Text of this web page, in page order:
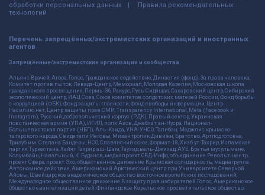
обработки персональных данных
Правила рекомендательных
технологий
Перечень запрещённых/экстремистских организаций и иностранных
агентов
Запрещённые/экстремистские организации и сообщества
Альянс Врачей, Агора, Голос, Гражданское содействие, Династия (фонд), За права человека,
Комитет против пыток, Левада-Центр, Мемориал, Молодая Карелия, Московская школа
гражданского просвещения, Пермь-36, Ракурс, Русь Сидящая, Сахаровский центр, Сибирский
экологический центр, ИАЦ Сова, Союз комитетов солдатских матерей России, Фонд борьбы
с коррупцией (ФБК), Фонд защиты гласности, Фонд свободы информации, Центр
Насилию.нет, Центр защиты прав СМИ, Transparency International, Meta (Facebook и
Instagram), Русский добровольческий корпус (РДК), Правый сектор, Украинская
повстанческая армия (УПА), ИГИЛ, полк Азов, Джебхат ан-Нусра, Национал-
Большевистская партия (НБП), Аль-Каида, УНА-УНСО, Талибан, Меджлис крымско-
татарского народа, Свидетели Иеговы, Мизантропик Дивижн, Братство, Артподготовка,
Тризуб им. Степана Бандеры, НСО, Славянский союз, Формат-18, Хизб ут-Тахрир, Исламская
партия Туркестана, Хайят Тахрир аш-Шам, Таухид валь-Джихад, АУЕ, Братья мусульмане,
Колумбайн, Навальный, К. Буданов, медиапроект ОВД-Инфо, объединение Револьт-центр,
проект Сфера, проект Эхо, общественное движение Крымская солидарность, медиагруппа
Автономное действие, Американский Арктический центр при Университете Северной
Айовы, Швейцарское академическое общество восточноевропейских исследований,
Международное общественное движение В защиту прав избирателей Голос, Американское
Общество евангелизации детей, Финляндское Карельское просветительское общество.